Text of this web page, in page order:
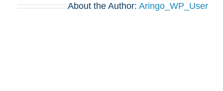
About the Author: Aringo_WP_User